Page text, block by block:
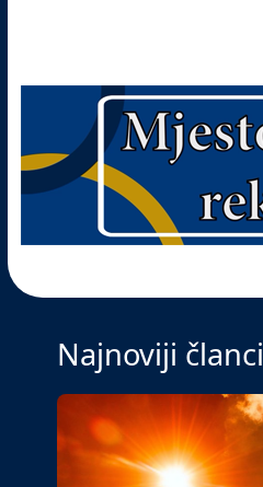
Najnoviji članci